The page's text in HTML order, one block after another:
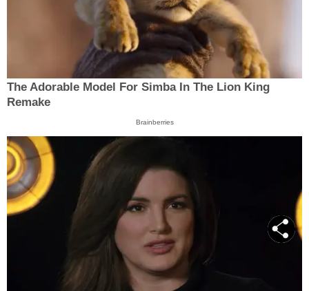
The Adorable Model For Simba In The Lion King
Remake
Brainberries